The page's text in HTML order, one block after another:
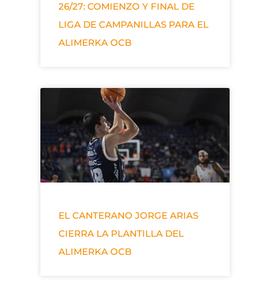
26/27: COMIENZO Y FINAL DE
LIGA DE CAMPANILLAS PARA EL
ALIMERKA OCB
EL CANTERANO JORGE ARIAS
CIERRA LA PLANTILLA DEL
ALIMERKA OCB